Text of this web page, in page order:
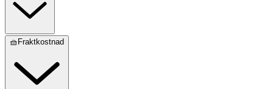
🧺Fraktkostnad